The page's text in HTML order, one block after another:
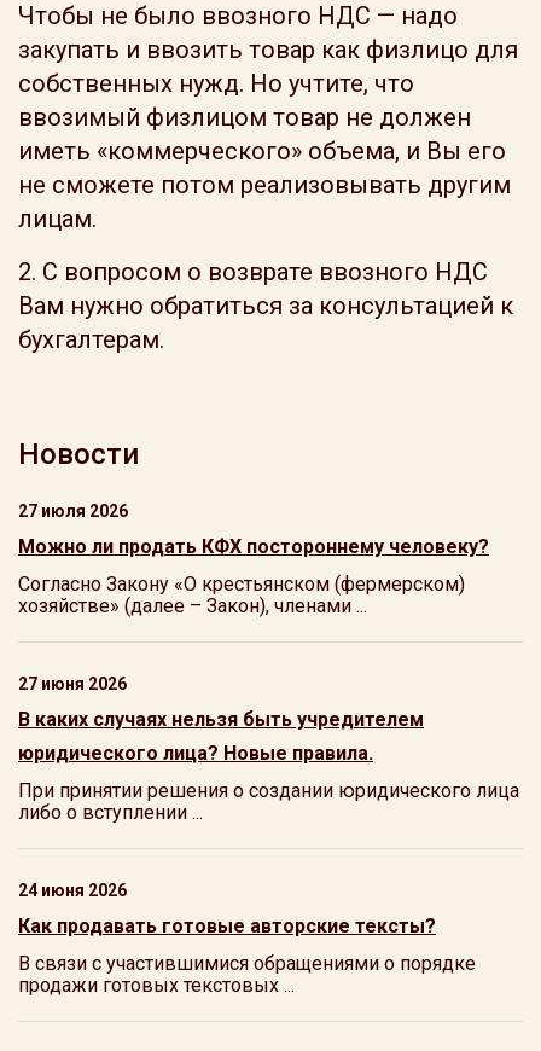
Чтобы не было ввозного НДС — надо
закупать и ввозить товар как физлицо для
собственных нужд. Но учтите, что
ввозимый физлицом товар не должен
иметь «коммерческого» объема, и Вы его
не сможете потом реализовывать другим
лицам.
2. С вопросом о возврате ввозного НДС
Вам нужно обратиться за консультацией к
бухгалтерам.
Новости
27 июля 2026
Можно ли продать КФХ постороннему человеку?
Согласно Закону «О крестьянском (фермерском)
хозяйстве» (далее – Закон), членами ...
27 июня 2026
В каких случаях нельзя быть учредителем
юридического лица? Новые правила.
При принятии решения о создании юридического лица
либо о вступлении ...
24 июня 2026
Как продавать готовые авторские тексты?
В связи с участившимися обращениями о порядке
продажи готовых текстовых ...